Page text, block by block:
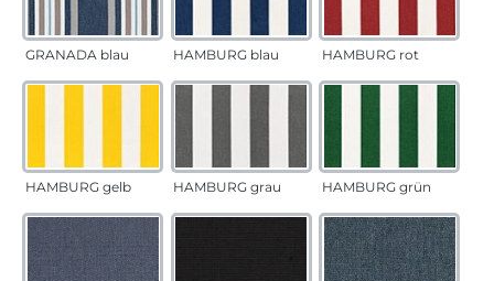
GRANADA blau HAMBURG blau HAMBURG rot
HAMBURG gelb HAMBURG grau HAMBURG grün